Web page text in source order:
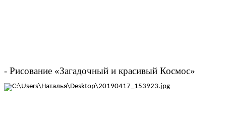
- Рисование «Загадочный и красивый Космос»